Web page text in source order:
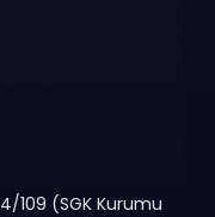
109 (SGK Kurumu